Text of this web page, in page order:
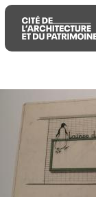
Aller
contenu
principal
Aller
principal
Aller
recherche